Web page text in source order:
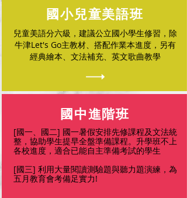
國小兒童美語班
兒童美語分六級，建議公立國小學生修習，除
牛津Let's Go主教材、搭配作業本進度，另有
經典繪本、文法補充、英文歌曲教學
國中進階班
[國一、國二] 國一暑假安排先修課程及文法統
整，協助學生提早全盤準備課程。升學班不上
各校進度，適合已能自主準備考試的學生
[國三] 利用大量閱讀測驗題與聽力題演練，為
五月教育會考備足實力!